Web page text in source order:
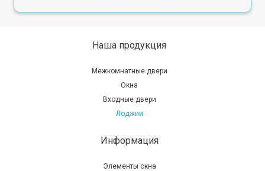
Наша продукция
Межкомнатные двери
Окна
Входные двери
Лоджии
Информация
Элементы окна